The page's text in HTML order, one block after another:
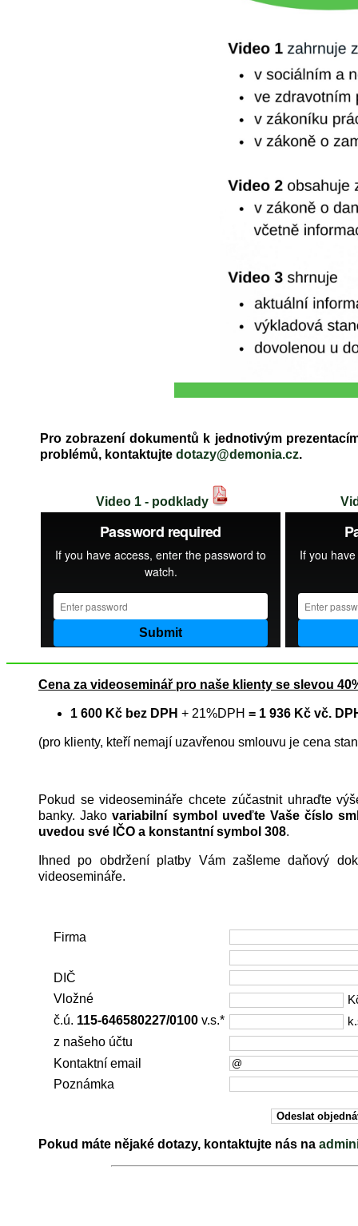
Pro zobrazení dokumentů k jednotivým
problémů, kontaktujte dotazy@demonia.cz.
Video 1 - podklady
Cena za videoseminář pro naše klienty se slevou
1 600 Kč bez DPH + 21%DPH = 1 936 Kč vč.
(pro klienty, kteří nemají uzavřenou smlouvu je cena
Pokud se videosemináře chcete zúčastnit uhraďte
banky. Jakovariabilní symbol uveďte Vaše číslo
uvedou své IČO a konstantní symbol 308.
Ihned po obdržení platby Vám zašleme daňový
videosemináře.
Firma
DIČ
Vložné
č.ú. 115-646580227/0100 v.s.*
z našeho účtu
Kontaktní email
Poznámka
Pokud máte nějaké dotazy, kontaktujte nás na